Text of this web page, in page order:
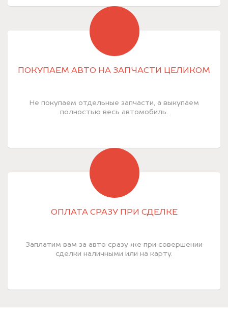
ПОКУПАЕМ АВТО НА ЗАПЧАСТИ ЦЕЛИКОМ
Не покупаем отдельные запчасти, а выкупаем
полностью весь автомобиль.
ОПЛАТА СРАЗУ ПРИ СДЕЛКЕ
Заплатим вам за авто сразу же при совершении
сделки наличными или на карту.